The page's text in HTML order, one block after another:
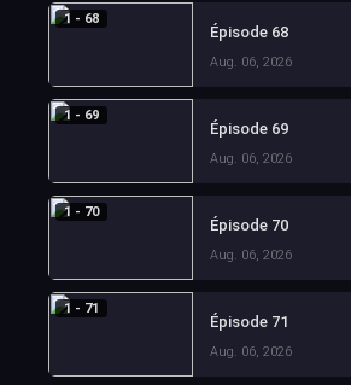
1 - 68
Épisode 68
Aug. 06, 2026
1 - 69
Épisode 69
Aug. 06, 2026
1 - 70
Épisode 70
Aug. 06, 2026
1 - 71
Épisode 71
Aug. 06, 2026